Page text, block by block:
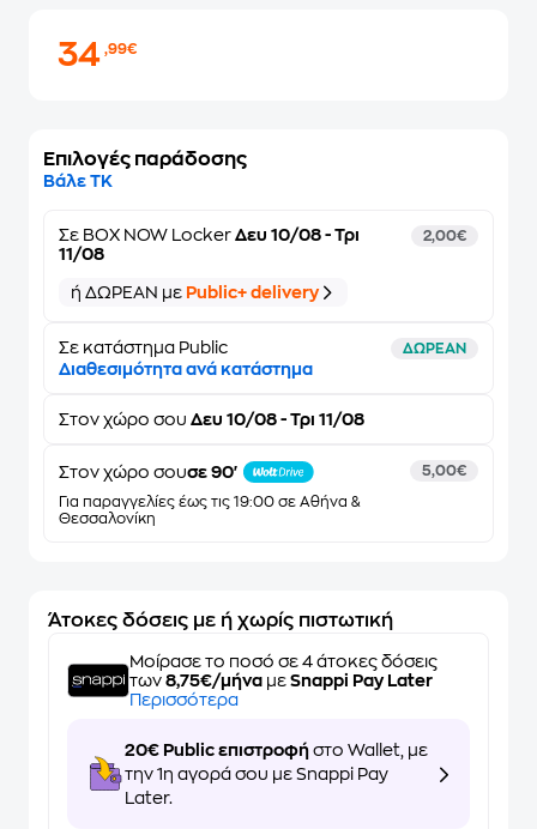
34,99€
Επιλογές παράδοσης
Βάλε ΤΚ
Σε BOX NOW Locker Δευ 10/08 - Τρι
11/08
2,00€
ή ΔΩΡΕΑΝ με Public+ delivery
Σε κατάστημα Public ΔΩΡΕΑΝ
Διαθεσιμότητα ανά κατάστημα
Στον χώρο σου Δευ 10/08 - Τρι 11/08
Στον χώρο σουσε 90'
Για παραγγελίες έως τις 19:00 σε Αθήνα &
Θεσσαλονίκη
5,00€
Άτοκες δόσεις με ή χωρίς πιστωτική
Μοίρασε το ποσό σε 4 άτοκες δόσεις
των 8,75€/μήνα με Snappi Pay Later
Περισσότερα
20€ Public επιστροφή στο Wallet, με
την 1η αγορά σου με Snappi Pay
Later.